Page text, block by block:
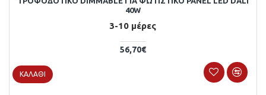
40W
3-10 μέρες
56,70€
ΚΑΛΆΘΙ